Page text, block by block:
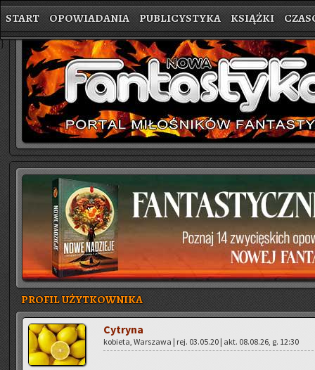
START OPOWIADANIA PUBLICYSTYKA KSIĄŻKI
}
PROFIL UŻYTKOWNIKA
Cy­try­na
ko­bie­ta, War­sza­wa | rej. 03.05.20 | akt. 08.08.26, g. 12:30